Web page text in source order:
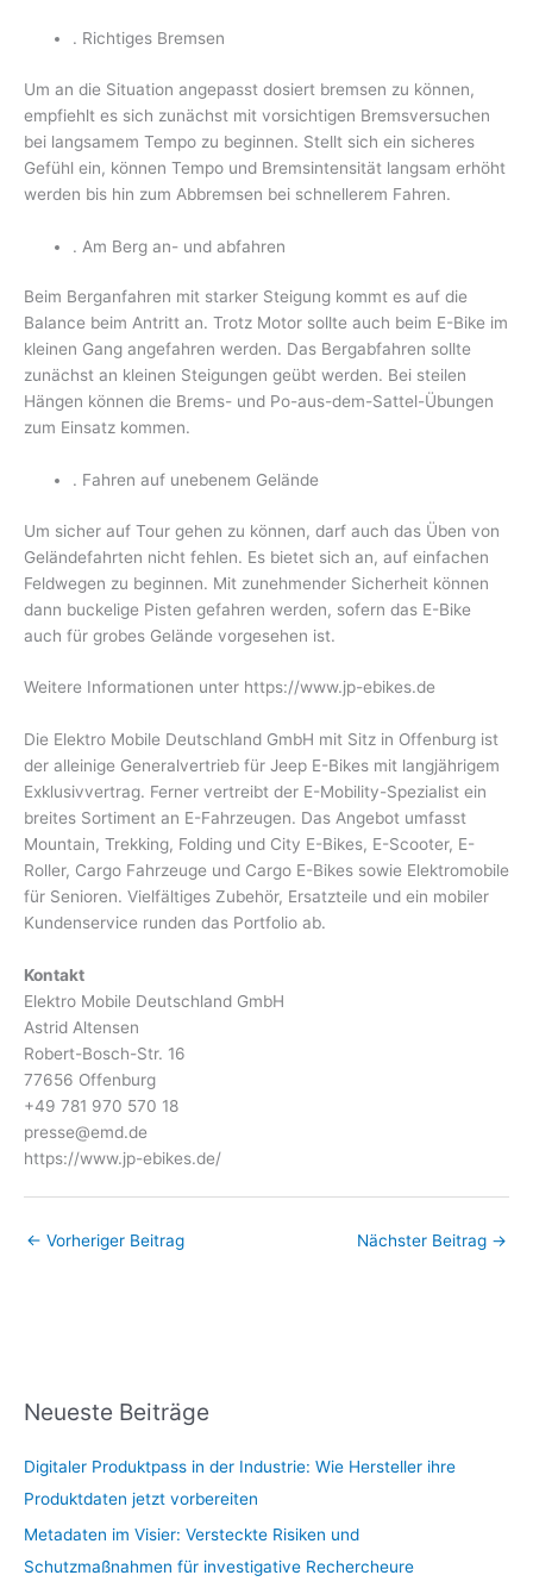
. Richtiges Bremsen
Um an die Situation angepasst dosiert bremsen zu können,
empfiehlt es sich zunächst mit vorsichtigen Bremsversuchen
bei langsamem Tempo zu beginnen. Stellt sich ein sicheres
Gefühl ein, können Tempo und Bremsintensität langsam erhöht
werden bis hin zum Abbremsen bei schnellerem Fahren.
. Am Berg an- und abfahren
Beim Berganfahren mit starker Steigung kommt es auf die
Balance beim Antritt an. Trotz Motor sollte auch beim E-Bike im
kleinen Gang angefahren werden. Das Bergabfahren sollte
zunächst an kleinen Steigungen geübt werden. Bei steilen
Hängen können die Brems- und Po-aus-dem-Sattel-Übungen
zum Einsatz kommen.
. Fahren auf unebenem Gelände
Um sicher auf Tour gehen zu können, darf auch das Üben von
Geländefahrten nicht fehlen. Es bietet sich an, auf einfachen
Feldwegen zu beginnen. Mit zunehmender Sicherheit können
dann buckelige Pisten gefahren werden, sofern das E-Bike
auch für grobes Gelände vorgesehen ist.
Weitere Informationen unter https://www.jp-ebikes.de
Die Elektro Mobile Deutschland GmbH mit Sitz in Offenburg ist
der alleinige Generalvertrieb für Jeep E-Bikes mit langjährigem
Exklusivvertrag. Ferner vertreibt der E-Mobility-Spezialist ein
breites Sortiment an E-Fahrzeugen. Das Angebot umfasst
Mountain, Trekking, Folding und City E-Bikes, E-Scooter, E-
Roller, Cargo Fahrzeuge und Cargo E-Bikes sowie Elektromobile
für Senioren. Vielfältiges Zubehör, Ersatzteile und ein mobiler
Kundenservice runden das Portfolio ab.
Kontakt
Elektro Mobile Deutschland GmbH
Astrid Altensen
Robert-Bosch-Str. 16
77656 Offenburg
+49 781 970 570 18
presse@emd.de
https://www.jp-ebikes.de/
← Vorheriger Beitrag Nächster Beitrag →
Neueste Beiträge
Digitaler Produktpass in der Industrie: Wie Hersteller ihre
Produktdaten jetzt vorbereiten
Metadaten im Visier: Versteckte Risiken und
Schutzmaßnahmen für investigative Rechercheure